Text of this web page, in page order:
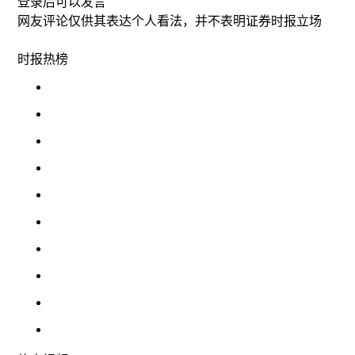
网友评论仅供其表达个人看法，并不表明证券时报立场
时报热榜